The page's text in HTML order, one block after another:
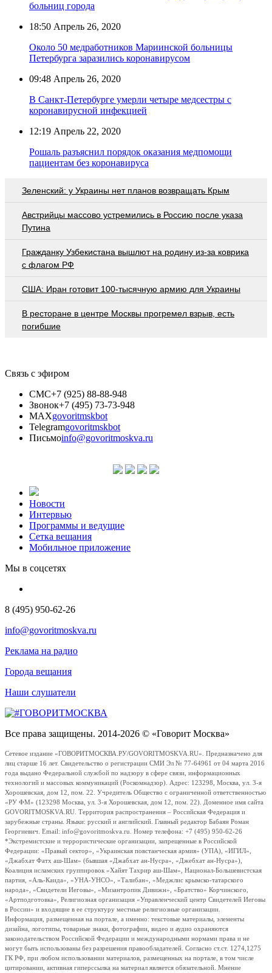
больниц города
18:50 Апрель 26, 2020
Около 50 медработников Мариинской больницы
Петербурга заразились коронавирусом
09:48 Апрель 26, 2020
В Санкт-Петербурге умерли четыре медсестры с
коронавирусной инфекцией
12:19 Апрель 22, 2020
Рошаль разъяснил порядок оказания медпомощи
пациентам без коронавируса
Зеленский: у Украины нет планов возвращать Крым
Австрийцы массово устремились в Россию после указа
Путина
Гражданку Узбекистана вышлют на родину из-за коврика
с флагом РФ
США: Иран готовит 100-тысячную армию для Украины
В ресторане в центре Москвы прогремел взрыв, есть
погибшие
Связь с эфиром
СМС+7 (925) 88-88-948
Звонок+7 (495) 73-73-948
MAXgovoritmskbot
Telegramgovoritmskbot
Письмоinfo@govoritmoskva.ru
Новости
Интервью
Программы и ведущие
Сетка вещания
Мобильное приложение
Мы в соцсетях
8 (495) 950-62-26
info@govoritmoskva.ru
Реклама на радио
Города вещания
Наши слушатели
Все права защищены. 2014-2026 © «Говорит Москва»
Сетевое издание «ГОВОРИТМОСКВА.РУ/GOVORITMOSKVA.RU». Предназначено для
лиц старше 16 лет. Свидетельство о регистрации СМИ Эл № 77-64961 от 04 марта 2016
года выдано Федеральной службой по надзору в сфере связи, информационных
технологий и массовых коммуникаций (Роскомнадзор). Адрес: 123298, Москва, ул. 3-я
Хорошевская, дом 12, пом. 22. Учредитель Общество с ограниченной ответственностью
«РУ ФМ» (123298 Москва, ул. 3-я Хорошевская, дом 12, пом. 22). Доменное имя сайта
GOVORITMOSKVA.RU. Территория распространения – Российская Федерация и
зарубежные страны. Языки: русский и английский. Главный редактор Бабаян Роман
Георгиевич. Email: info@govoritmoskva.ru. Номер телефона: +7 (495) 950-62-26
*Экстремистские и террористические организации, запрещенные в Российской
Федерации: «Правый сектор», «Украинская повстанческая армия» (УПА), «ИГИЛ»,
«Джабхат Фатх аш-Шам» (бывшая «Джабхат ан-Нусра», «Джебхат ан-Нусра»),
Коалиция исламских группировок «Хайят Тахрир аш-Шам», Национал-Большевистская
партия, «Аль-Каида», «УНА-УНСО», «Талибан», «Меджлис крымско-татарского
народа», «Свидетели Иеговы», «Мизантропик Дивижн», «Братство» Корчинского,
«Артподготовка», Религиозная организация «Управленческий центр Свидетелей Иеговы
в России» и входящие в ее структуру местные религиозные организации.
Информация, размещенная на портале, а именно: текстовые материалы, элементы
дизайна, логотипы, товарные знаки, фотографии, видео и аудио охраняются
законодательством Российской Федерации и международными нормами права и не
могут быть использованы без разрешения правообладателей. Согласно ст.ст. 1274,1275
ГК РФ, при любом использовании материалов, размещенных на портале, в том числе
цитировании, активная гиперссылка на материал является обязательной. Мнение